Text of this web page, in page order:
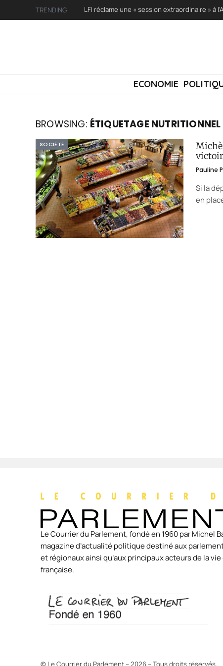
TRENDING
ECONOMIE
BROWSING: ÉTIQUETAGE NUTRITIONNEL
SOCIÉTÉ
Pauline
Si la
en
Le Courrier du Parlement, fondé en 1960 par Michel
magazine d’actualité politique destiné aux
et régionaux ainsi qu’aux principaux acteurs de la
française.
© Le Courrier du Parlement – 2026 – Tous droits réservés.